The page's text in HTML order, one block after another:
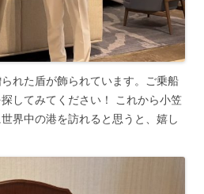
れた盾が飾られています。ご乗船
してみてください！ これから小笠
界中の港を訪れると思うと、嬉し